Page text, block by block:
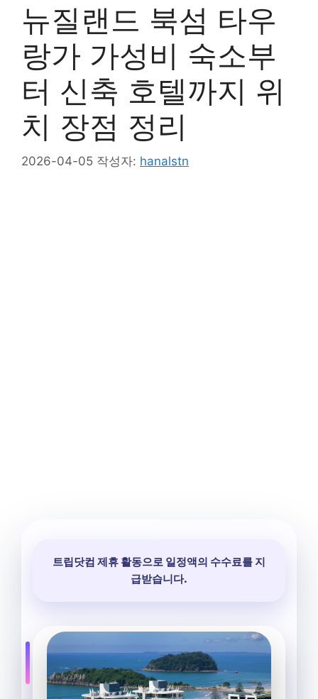
뉴질랜드 북섬 타우
랑가 가성비 숙소부
터 신축 호텔까지 위
치 장점 정리
2026-04-05 작성자: hanalstn
트립닷컴 제휴 활동으로 일정액의 수수료를 지
급받습니다.